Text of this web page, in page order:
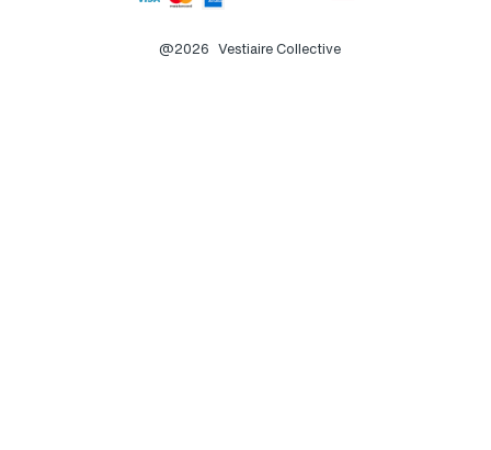
@2026 Vestiaire Collective